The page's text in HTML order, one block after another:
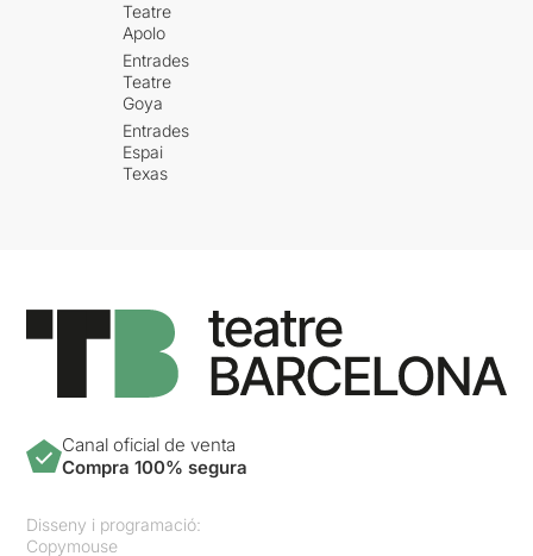
Teatre
Apolo
Entrades
Teatre
Goya
Entrades
Espai
Texas
Canal oficial de venta
Compra 100% segura
Disseny i programació:
Copymouse